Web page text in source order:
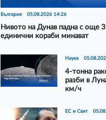
България 05.08.2026 14:26
Нивото на Дунав падна с още
единични кораби минават
Наука
4-тонна
разби в
км/ч
ЕС и Свят